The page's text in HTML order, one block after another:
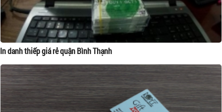
In danh thiếp giá rẻ quận Bình Thạnh